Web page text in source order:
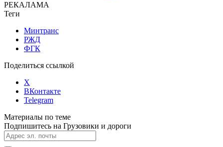
РЕКАЛАМА
Теги
Минтранс
РЖД
ФГК
Поделиться ссылкой
X
ВКонтакте
Telegram
Материалы по теме
Подпишитесь на Грузовики и дороги